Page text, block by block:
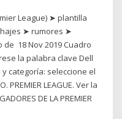
League) ➤ plantilla
➤ rumores ➤
18 Nov 2019 Cuadro
la palabra clave Dell
categoría: seleccione el
PREMIER LEAGUE. Ver la
DE LA PREMIER